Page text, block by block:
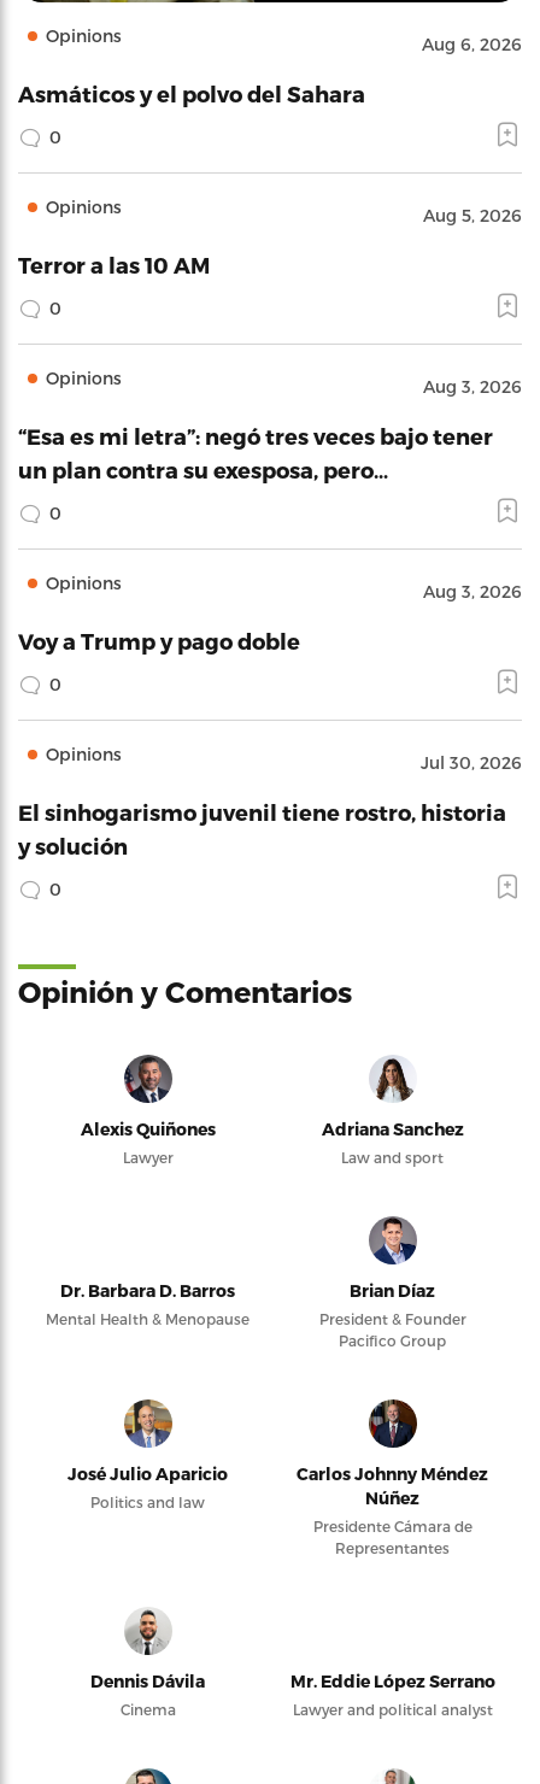
Opinions Aug 6, 2026
Asmáticos y el polvo del Sahara
0
Opinions Aug 5, 2026
Terror a las 10 AM
0
Opinions Aug 3, 2026
“Esa es mi letra”: negó tres veces bajo tener
un plan contra su exesposa, pero…
0
Opinions Aug 3, 2026
Voy a Trump y pago doble
0
Opinions Jul 30, 2026
El sinhogarismo juvenil tiene rostro, historia
y solución
0
Opinión y Comentarios
Alexis Quiñones
Lawyer
Adriana Sanchez
Law and sport
Dr. Barbara D. Barros
Mental Health & Menopause
Brian Díaz
President & Founder
Pacifico Group
José Julio Aparicio
Politics and law
Carlos Johnny Méndez
Núñez
Presidente Cámara de
Representantes
Dennis Dávila
Cinema
Mr. Eddie López Serrano
Lawyer and political analyst